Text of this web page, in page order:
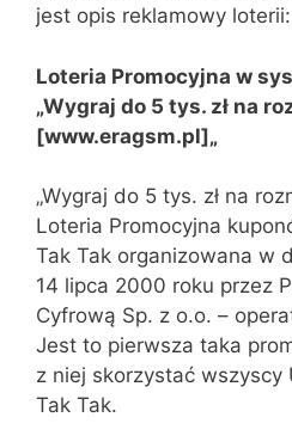
jest opis reklamowy loterii:
Loteria Promocyjna w
„Wygraj do 5 tys. zł na
[www.eragsm.pl]„
„Wygraj do 5 tys. zł na
Loteria Promocyjna
Tak Tak organizowana w
14 lipca 2000 roku przez
Cyfrową Sp. z o.o. –
Jest to pierwsza taka
z niej skorzystać
Tak Tak.